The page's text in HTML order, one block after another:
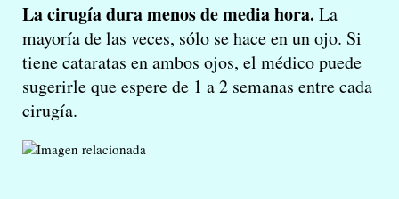
La cirugía dura menos de media hora. La
mayoría de las veces, sólo se hace en un ojo. Si
tiene cataratas en ambos ojos, el médico puede
sugerirle que espere de 1 a 2 semanas entre cada
cirugía.